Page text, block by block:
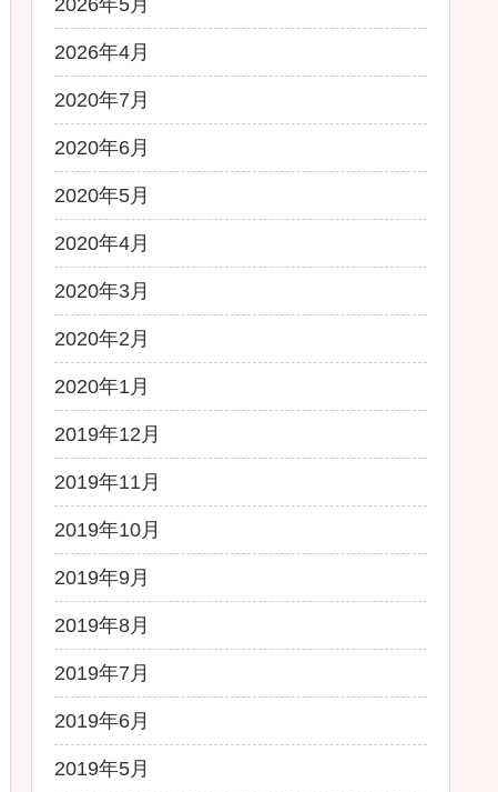
2026年4月
2020年7月
2020年6月
2020年5月
2020年4月
2020年3月
2020年2月
2020年1月
2019年12月
2019年11月
2019年10月
2019年9月
2019年8月
2019年7月
2019年6月
2019年5月